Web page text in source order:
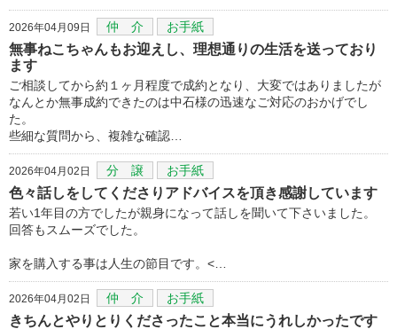
2026年04月09日 仲 介 お手紙
無事ねこちゃんもお迎えし、理想通りの生活を送っており
ます
ご相談してから約１ヶ月程度で成約となり、大変ではありましたが
なんとか無事成約できたのは中石様の迅速なご対応のおかげでし
た。
些細な質問から、複雑な確認…
2026年04月02日 分 譲 お手紙
色々話しをしてくださりアドバイスを頂き感謝しています
若い1年目の方でしたが親身になって話しを聞いて下さいました。
回答もスムーズでした。
家を購入する事は人生の節目です。<…
2026年04月02日 仲 介 お手紙
きちんとやりとりくださったこと本当にうれしかったです